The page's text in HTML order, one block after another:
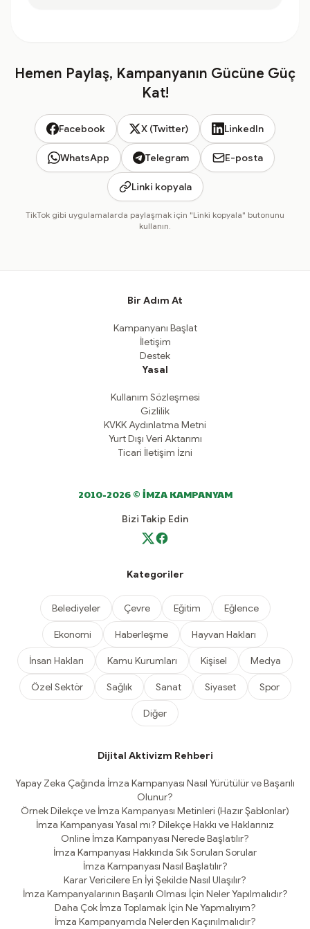
Hemen Paylaş, Kampanyanın Gücüne Güç
Kat!
Facebook X (Twitter) LinkedIn
WhatsApp Telegram E-posta
Linki kopyala
TikTok gibi uygulamalarda paylaşmak için "Linki kopyala" butonunu
kullanın.
Bir Adım At
Kampanyanı Başlat
İletişim
Destek
Yasal
Kullanım Sözleşmesi
Gizlilik
KVKK Aydınlatma Metni
Yurt Dışı Veri Aktarımı
Ticari İletişim İzni
2010-2026 © İMZA KAMPANYAM
Bizi Takip Edin
Kategoriler
Belediyeler Çevre Eğitim Eğlence
Ekonomi Haberleşme Hayvan Hakları
İnsan Hakları Kamu Kurumları Kişisel Medya
Özel Sektör Sağlık Sanat Siyaset Spor
Diğer
Dijital Aktivizm Rehberi
Yapay Zeka Çağında İmza Kampanyası Nasıl Yürütülür ve Başarılı
Olunur?
Örnek Dilekçe ve İmza Kampanyası Metinleri (Hazır Şablonlar)
İmza Kampanyası Yasal mı? Dilekçe Hakkı ve Haklarınız
Online İmza Kampanyası Nerede Başlatılır?
İmza Kampanyası Hakkında Sık Sorulan Sorular
İmza Kampanyası Nasıl Başlatılır?
Karar Vericilere En İyi Şekilde Nasıl Ulaşılır?
İmza Kampanyalarının Başarılı Olması İçin Neler Yapılmalıdır?
Daha Çok İmza Toplamak İçin Ne Yapmalıyım?
İmza Kampanyamda Nelerden Kaçınılmalıdır?